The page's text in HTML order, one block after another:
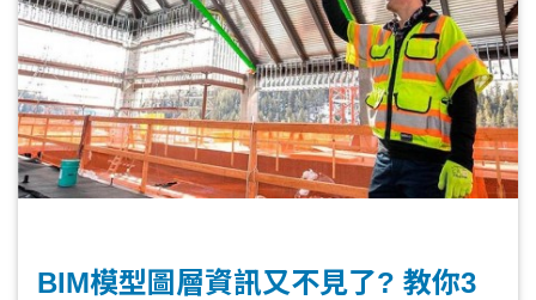
BIM模型圖層資訊又不見了? 教你3